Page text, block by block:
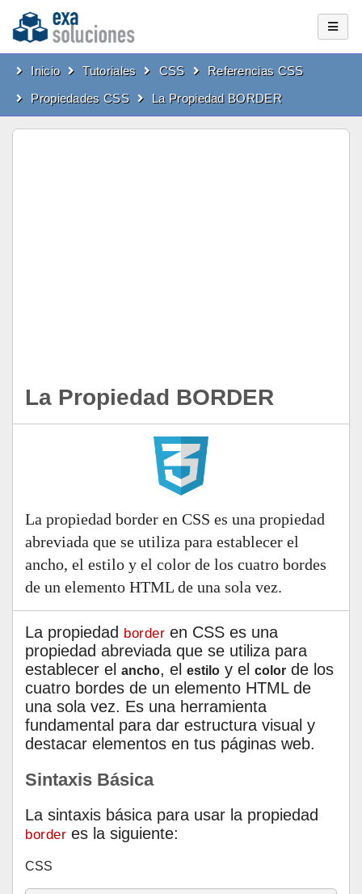
Inicio Tutoriales CSS
Referencias CSS
Propiedades CSS
La Propiedad BORDER
La Propiedad BORDER
La propiedad border en CSS es una propiedad
abreviada que se utiliza para establecer el
ancho, el estilo y el color de los cuatro bordes
de un elemento HTML de una sola vez.
La propiedad border en CSS es una
propiedad abreviada que se utiliza para
establecer el ancho, el estilo y el color de los
cuatro bordes de un elemento HTML de
una sola vez. Es una herramienta
fundamental para dar estructura visual y
destacar elementos en tus páginas web.
Sintaxis Básica
La sintaxis básica para usar la propiedad
border es la siguiente:
CSS